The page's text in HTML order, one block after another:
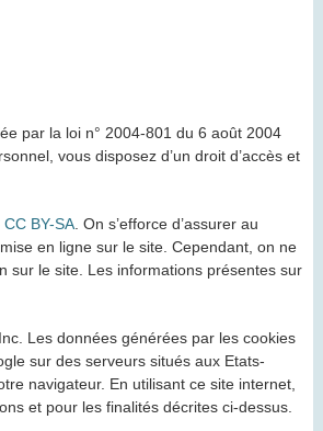
par la loi n° 2004-801 du 6 août 2004
vous disposez d’un droit d’accès et
CC BY-SA. On s’efforce d’assurer au
en ligne sur le site. Cependant, on ne
sur le site. Les informations présentes sur
Les données générées par les cookies
sur des serveurs situés aux Etats-
navigateur. En utilisant ce site internet,
et pour les finalités décrites ci-dessus.